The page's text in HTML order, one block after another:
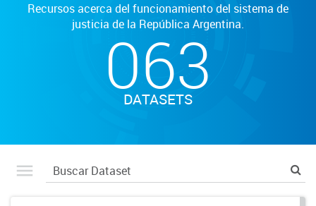
Recursos acerca del funcionamiento del sistema de
justicia de la República Argentina.
063
DATASETS